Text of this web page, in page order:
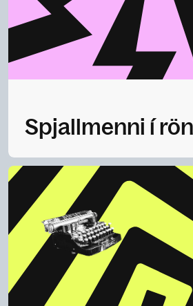
Spjallmenni í